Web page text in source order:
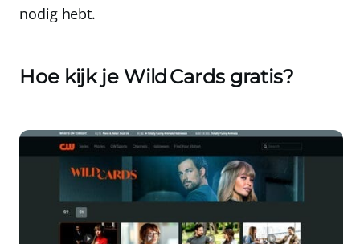
nodig hebt.
Hoe kijk je Wild Cards gratis?